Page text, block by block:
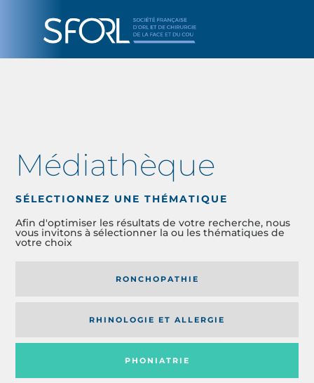
Médiathèque
SÉLECTIONNEZ UNE THÉMATIQUE
Afin d'optimiser les résultats de votre recherche, nous
vous invitons à sélectionner la ou les thématiques de
votre choix
RONCHOPATHIE
RHINOLOGIE ET ALLERGIE
PHONIATRIE